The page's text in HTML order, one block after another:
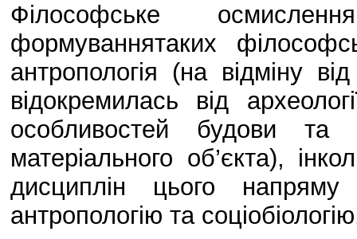
Філософське
формуваннятаких
антропологія (на відміну
відокремилась від
особливостей будови та
матеріального об’єкта),
дисциплін цього напряму
антропологію та